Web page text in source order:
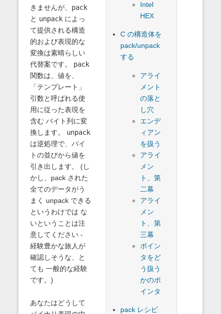
Intel
HEX
C の構造体を
pack/unpack
する
アライ
メント
の落と
し穴
エンデ
ィアン
を扱う
アライ
メン
ト、第
二幕
アライ
メン
ト、第
三幕
ポイン
タをど
う扱う
かのポ
インタ
pack レシピ
きませんが、 pack
と unpackによっ
て提供される構造
的および表現的な
変換は素晴らしい
代替案です。 pack
関数は、値を、
「テンプレート」
引数と呼ばれる使
用に従った表現を
含む バイト列に変
換します。 unpack
は逆処理で、バイ
トの並びから値を
引き出します。 (し
かし、pack された
全てのデータがう
まく unpack できる
というわけでは な
いということは注
意してください -
経験豊かな旅人が
確認しそうな、と
ても 一般的な経験
です。)
あなたはどうして